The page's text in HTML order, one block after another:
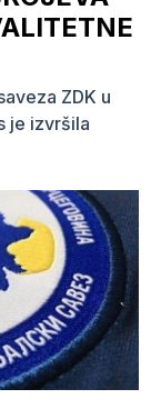
ZDK u
je izvršila